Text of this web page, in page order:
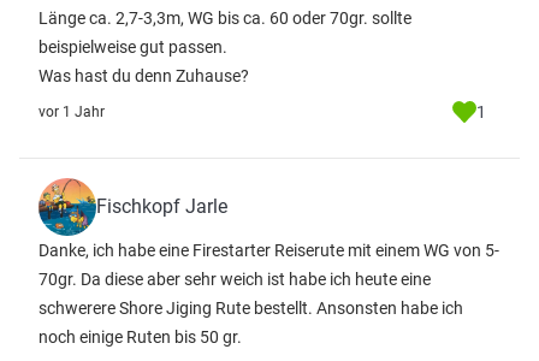
Länge ca. 2,7-3,3m, WG bis ca. 60 oder 70gr. sollte
beispielweise gut passen.
Was hast du denn Zuhause?
vor 1 Jahr 1
Fischkopf Jarle
Danke, ich habe eine Firestarter Reiserute mit einem WG von 5-
70gr. Da diese aber sehr weich ist habe ich heute eine
schwerere Shore Jiging Rute bestellt. Ansonsten habe ich
noch einige Ruten bis 50 gr.